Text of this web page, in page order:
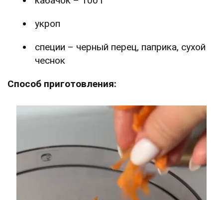
укроп
специи – черный перец, паприка, сухой
чеснок
Способ приготовления: